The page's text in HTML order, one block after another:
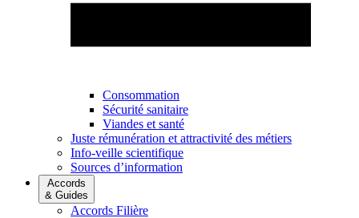
Consommation
Sécurité sanitaire
Viandes et santé
Juste rémunération et attractivité des métiers
Info-veille scientifique
Sources d’information
Accords
& Guides
Accords Filière